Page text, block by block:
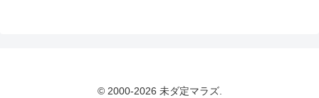
© 2000-2026 未ダ定マラズ.